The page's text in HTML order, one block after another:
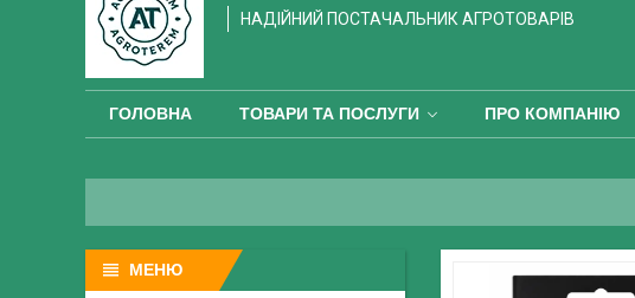
НАДІЙНИЙ ПОСТАЧАЛЬНИК АГРОТОВАРІВ
ГОЛОВНА ТОВАРИ ТА ПОСЛУГИ ПРО КОМПАНІЮ